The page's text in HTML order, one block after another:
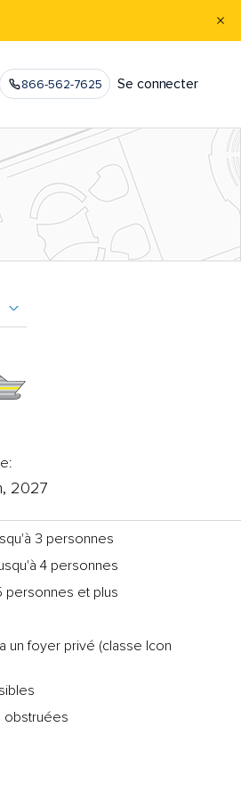
866-562-7625 Se connecter
2027
3 personnes
4 personnes
personnes et plus
un foyer privé (classe Icon
obstruées